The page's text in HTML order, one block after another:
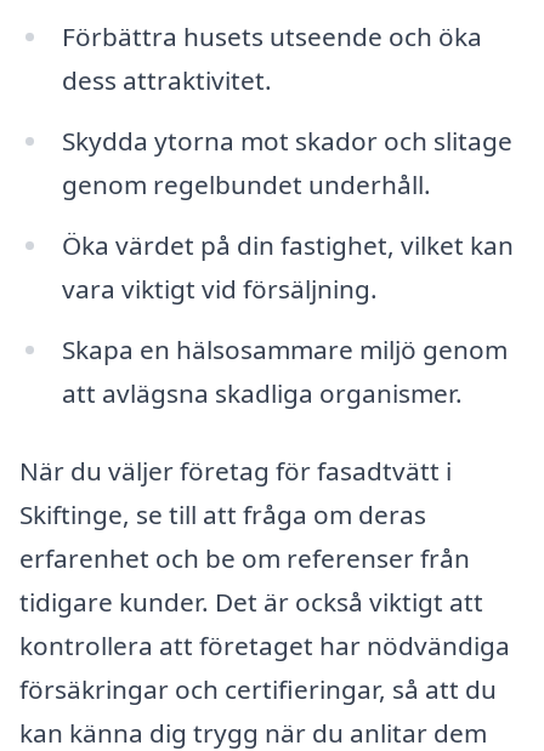
Förbättra husets utseende och öka
dess attraktivitet.
Skydda ytorna mot skador och slitage
genom regelbundet underhåll.
Öka värdet på din fastighet, vilket kan
vara viktigt vid försäljning.
Skapa en hälsosammare miljö genom
att avlägsna skadliga organismer.
När du väljer företag för fasadtvätt i
Skiftinge, se till att fråga om deras
erfarenhet och be om referenser från
tidigare kunder. Det är också viktigt att
kontrollera att företaget har nödvändiga
försäkringar och certifieringar, så att du
kan känna dig trygg när du anlitar dem